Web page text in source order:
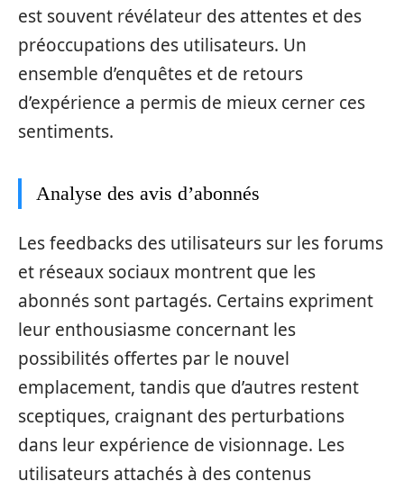
est souvent révélateur des attentes et des
préoccupations des utilisateurs. Un
ensemble d’enquêtes et de retours
d’expérience a permis de mieux cerner ces
sentiments.
Analyse des avis d’abonnés
Les feedbacks des utilisateurs sur les forums
et réseaux sociaux montrent que les
abonnés sont partagés. Certains expriment
leur enthousiasme concernant les
possibilités offertes par le nouvel
emplacement, tandis que d’autres restent
sceptiques, craignant des perturbations
dans leur expérience de visionnage. Les
utilisateurs attachés à des contenus